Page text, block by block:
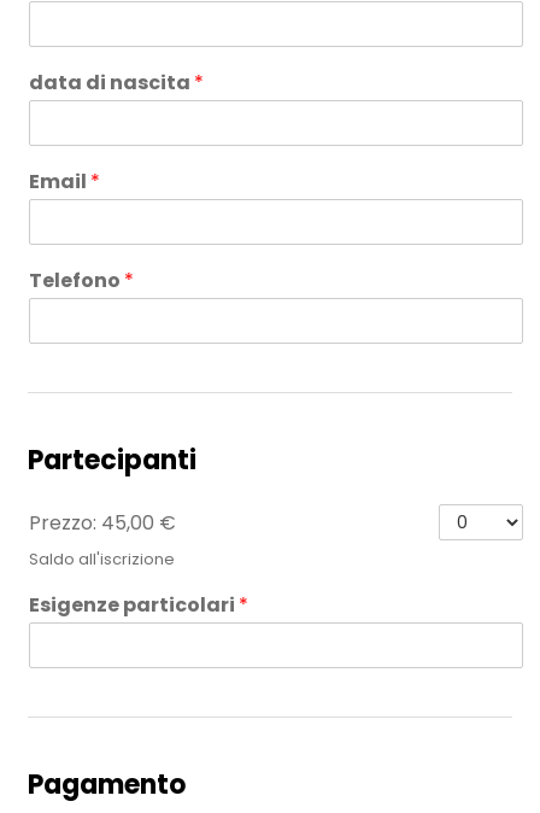
data di nascita *
Email *
Telefono *
Partecipanti
S
a
l
o
c
Prezzo: 45,00 €
Saldo all'iscrizione
Esigenze particolari *
Pagamento